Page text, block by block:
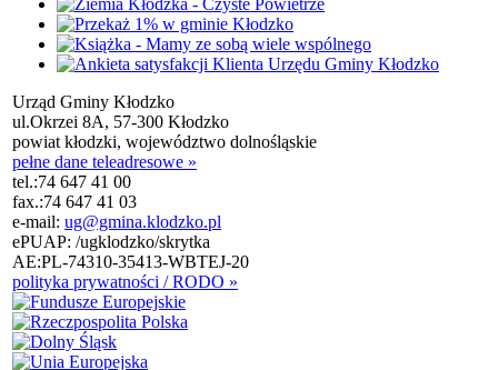
Urząd Gminy Kłodzko
ul.Okrzei 8A, 57-300 Kłodzko
powiat kłodzki, województwo dolnośląskie
pełne dane teleadresowe »
tel.:74 647 41 00
fax.:74 647 41 03
e-mail: ug@gmina.klodzko.pl
ePUAP: /ugklodzko/skrytka
AE:PL-74310-35413-WBTEJ-20
polityka prywatności / RODO »